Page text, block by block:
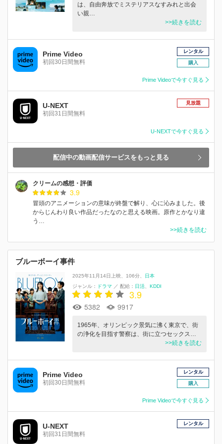
は、自由奔放でミステリアスなすみれと出会
い親…
>>続きを読む
Prime Video
初回30日間無料
レンタル
購入
Prime Videoで今すぐ見る
U-NEXT
初回31日間無料
見放題
U-NEXTで今すぐ見る
配信中の動画配信サービスをもっと見る
クリームの感想・評価
3.9
冒頭のアニメーションの意味が終盤で解り、心に沁みました。後
からじんわり良い作品だったなのと思える映画。原作とかなり違
う…
>>続きを読む
ブルーボーイ事件
2025年11月14日上映 106分
日本
ジャンル：
ドラマ ／ 配給： 日活 KDDI
3.9
5382 9917
1965年、オリンピック景気に沸く東京で、街
の浄化を目指す警察は、街に立つセックス…
>>続きを読む
Prime Video
初回30日間無料
レンタル
購入
Prime Videoで今すぐ見る
U-NEXT
初回31日間無料
レンタル